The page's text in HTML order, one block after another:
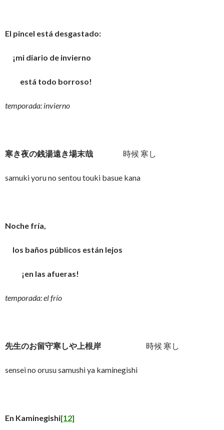
El pincel está desgastado:
¡mi diario de invierno
está todo borroso!
temporada: invierno
寒き夜の銭湯遠き場末哉 時候 寒し
samuki yoru no sentou touki basue kana
Noche fría,
los baños públicos están lejos
¡en las afueras!
temporada: el frío
先生のお留守寒しや上根岸 時候 寒し
sensei no orusu samushi ya kaminegishi
En Kaminegishi[12]